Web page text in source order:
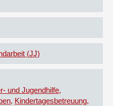
(JJ)
und Jugendhilfe
Kindertagesbetreuung